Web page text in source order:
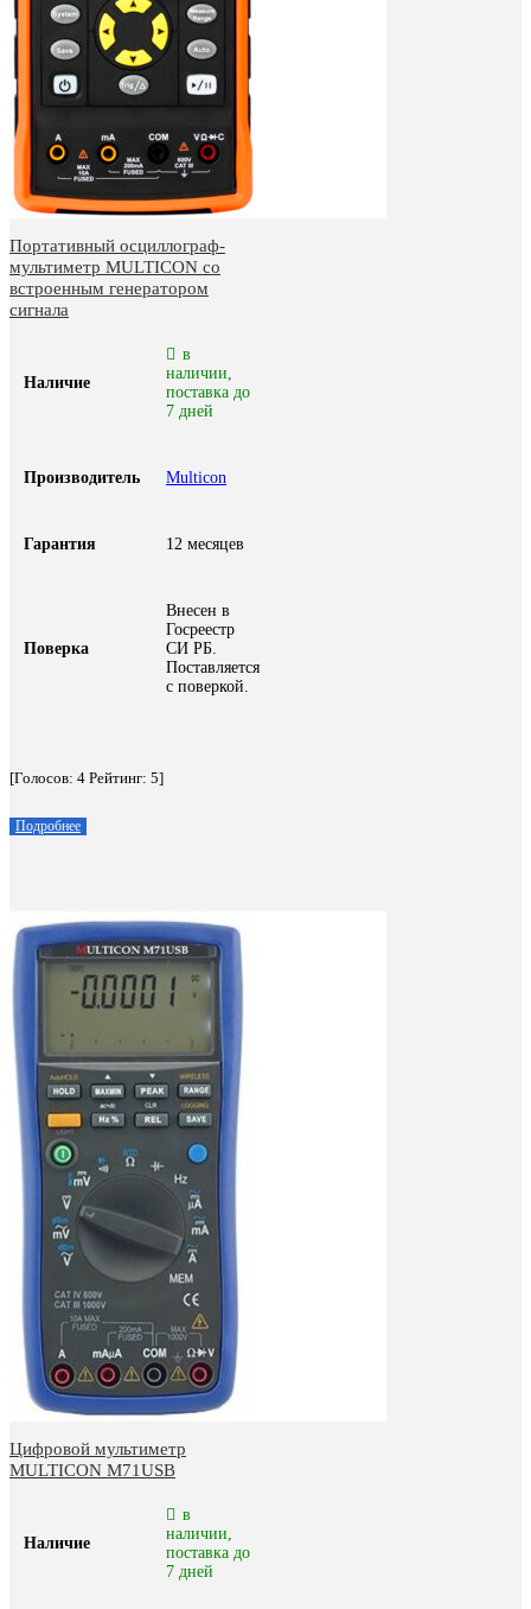
Портативный осциллограф-
мультиметр MULTICON со
встроенным генератором
сигнала
Наличие
в
наличии,
поставка до
7 дней
Производитель Multicon
Гарантия 12 месяцев
Поверка
Внесен в
Госреестр
СИ РБ.
Поставляется
с поверкой.
[Голосов: 4 Рейтинг: 5]
Подробнее
Цифровой мультиметр
MULTICON M71USB
Наличие
в
наличии,
поставка до
7 дней